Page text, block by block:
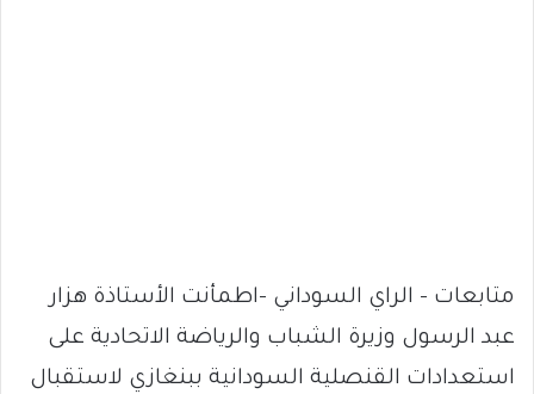
متابعات – الراي السوداني -اطمأنت الأستاذة هزار
عبد الرسول وزيرة الشباب والرياضة الاتحادية على
استعدادات القنصلية السودانية ببنغازي لاستقبال